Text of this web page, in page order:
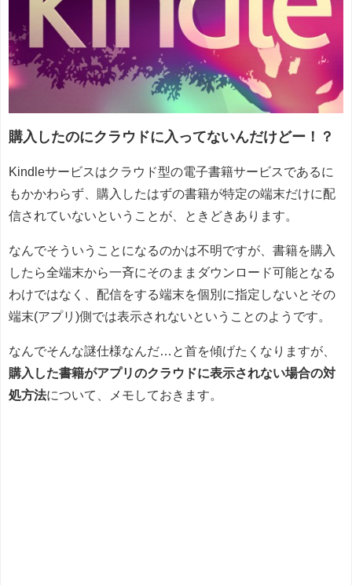
購入したのにクラウドに入ってないんだけどー！？
Kindleサービスはクラウド型の電子書籍サービスであるに
もかかわらず、購入したはずの書籍が特定の端末だけに配
信されていないということが、ときどきあります。
なんでそういうことになるのかは不明ですが、書籍を購入
したら全端末から一斉にそのままダウンロード可能となる
わけではなく、配信をする端末を個別に指定しないとその
端末(アプリ)側では表示されないということのようです。
なんでそんな謎仕様なんだ…と首を傾げたくなりますが、
購入した書籍がアプリのクラウドに表示されない場合の対
処方法について、メモしておきます。